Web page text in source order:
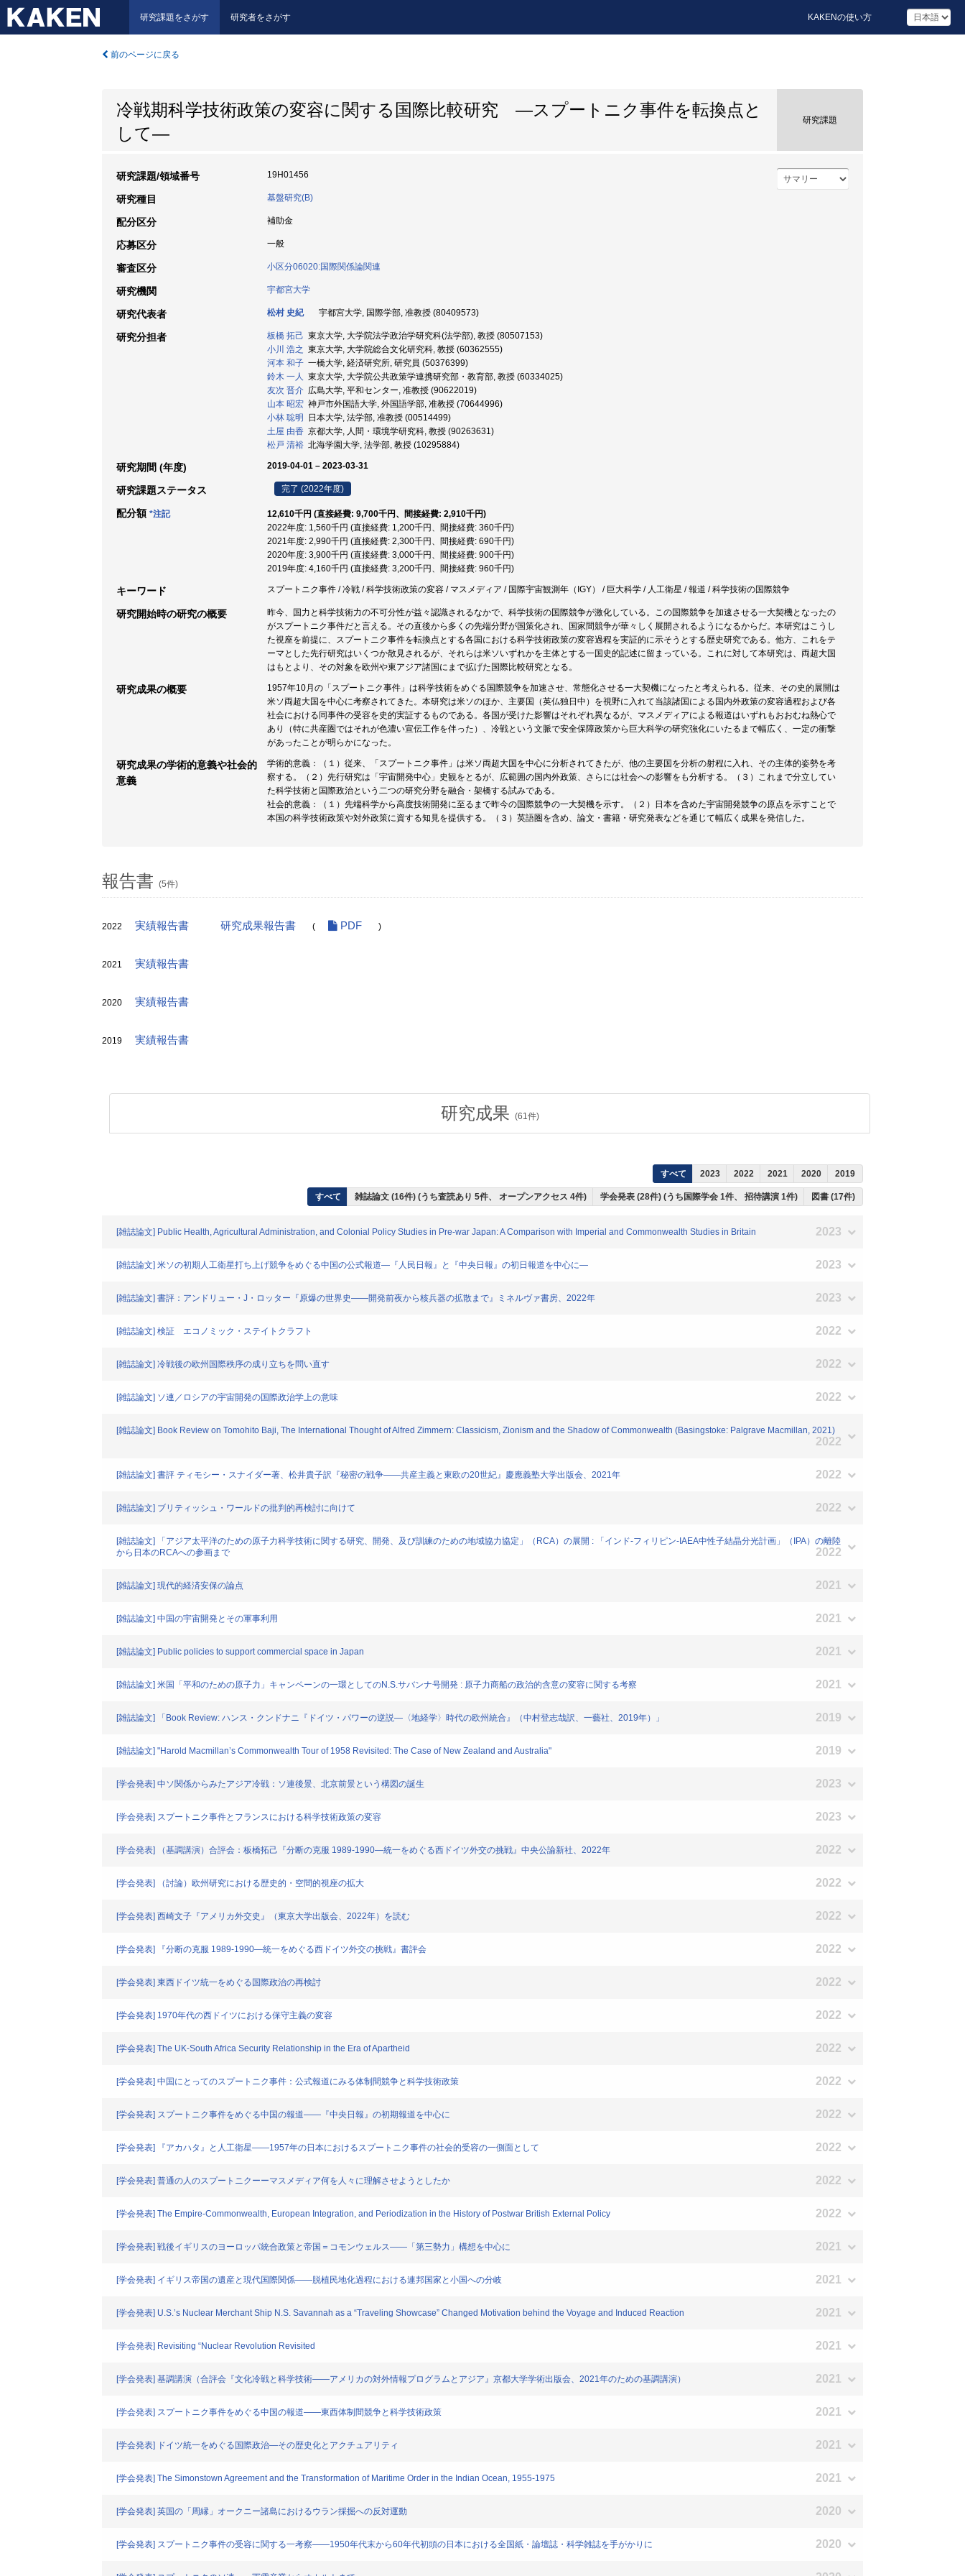
研究課題をさがす 研究者をさがす KAKENの使い方
前のページに戻る
冷戦期科学技術政策の変容に関する国際比較研究 ―スプートニク事件を転換点と
して―
研究課題
研究課題/領域番号 19H01456
研究種目 基盤研究(B)
配分区分 補助金
応募区分 一般
審査区分 小区分06020:国際関係論関連
研究機関 宇都宮大学
研究代表者 松村 史紀 宇都宮大学, 国際学部, 准教授 (80409573)
研究分担者 板橋 拓己 東京大学, 大学院法学政治学研究科(法学部), 教授 (80507153)
小川 浩之 東京大学, 大学院総合文化研究科, 教授 (60362555)
河本 和子 一橋大学, 経済研究所, 研究員 (50376399)
鈴木 一人 東京大学, 大学院公共政策学連携研究部・教育部, 教授 (60334025)
友次 晋介 広島大学, 平和センター, 准教授 (90622019)
山本 昭宏 神戸市外国語大学, 外国語学部, 准教授 (70644996)
小林 聡明
日本大学, 法学部, 准教授 (00514499)
土屋 由香 京都大学, 人間・環境学研究科, 教授 (90263631)
松戸 清裕 北海学園大学, 法学部, 教授 (10295884)
研究期間 (年度) 2019-04-01 – 2023-03-31
研究課題ステータス 完了 (2022年度)
配分額 *注記
12,610千円 (直接経費: 9,700千円、間接経費: 2,910千円)
2022年度: 1,560千円 (直接経費: 1,200千円、間接経費: 360千円)
2021年度: 2,990千円 (直接経費: 2,300千円、間接経費: 690千円)
2020年度: 3,900千円 (直接経費: 3,000千円、間接経費: 900千円)
2019年度: 4,160千円 (直接経費: 3,200千円、間接経費: 960千円)
キーワード スプートニク事件 / 冷戦 / 科学技術政策の変容 / マスメディア / 国際宇宙観測年（IGY） / 巨大科学 / 人工衛星 / 報道 / 科学技術の国際競争
研究開始時の研究の概要
昨今、国力と科学技術力の不可分性が益々認識されるなかで、科学技術の国際競争が激化している。この国際競争を加速させる一大契機となったの
がスプートニク事件だと言える。その直後から多くの先端分野が国策化され、国家間競争が華々しく展開されるようになるからだ。本研究はこうし
た視座を前提に、スプートニク事件を転換点とする各国における科学技術政策の変容過程を実証的に示そうとする歴史研究である。他方、これをテ
ーマとした先行研究はいくつか散見されるが、それらは米ソいずれかを主体とする一国史的記述に留まっている。これに対して本研究は、両超大国
はもとより、その対象を欧州や東アジア諸国にまで拡げた国際比較研究となる。
研究成果の概要
1957年10月の「スプートニク事件」は科学技術をめぐる国際競争を加速させ、常態化させる一大契機になったと考えられる。従来、その史的展開は
米ソ両超大国を中心に考察されてきた。本研究は米ソのほか、主要国（英仏独日中）を視野に入れて当該諸国による国内外政策の変容過程および各
社会における同事件の受容を史的実証するものである。各国が受けた影響はそれぞれ異なるが、マスメディアによる報道はいずれもおおむね熱心で
あり（特に共産圏ではそれが色濃い宣伝工作を伴った）、冷戦という文脈で安全保障政策から巨大科学の研究強化にいたるまで幅広く、一定の衝撃
があったことが明らかになった。
研究成果の学術的意義や社会的
意義
学術的意義：（１）従来、「スプートニク事件」は米ソ両超大国を中心に分析されてきたが、他の主要国を分析の射程に入れ、その主体的姿勢を考
察する。（２）先行研究は「宇宙開発中心」史観をとるが、広範囲の国内外政策、さらには社会への影響をも分析する。（３）これまで分立してい
た科学技術と国際政治という二つの研究分野を融合・架橋する試みである。
社会的意義：（１）先端科学から高度技術開発に至るまで昨今の国際競争の一大契機を示す。（２）日本を含めた宇宙開発競争の原点を示すことで
本国の科学技術政策や対外政策に資する知見を提供する。（３）英語圏を含め、論文・書籍・研究発表などを通じて幅広く成果を発信した。
報告書 (5件)
2022 実績報告書 研究成果報告書 ( PDF )
2021 実績報告書
2020 実績報告書
2019 実績報告書
研究成果 (61件)
すべて 2023 2022 2021 2020 2019
すべて 雑誌論文 (16件) (うち査読あり 5件、 オープンアクセス 4件) 学会発表 (28件) (うち国際学会 1件、 招待講演 1件) 図書 (17件)
[雑誌論文] Public Health, Agricultural Administration, and Colonial Policy Studies in Pre-war Japan: A Comparison with Imperial and Commonwealth Studies in Britain 2023
[雑誌論文] 米ソの初期人工衛星打ち上げ競争をめぐる中国の公式報道―『人民日報』と『中央日報』の初日報道を中心に― 2023
[雑誌論文] 書評：アンドリュー・J・ロッター『原爆の世界史――開発前夜から核兵器の拡散まで』ミネルヴァ書房、2022年 2023
[雑誌論文] 検証 エコノミック・ステイトクラフト 2022
[雑誌論文] 冷戦後の欧州国際秩序の成り立ちを問い直す 2022
[雑誌論文] ソ連／ロシアの宇宙開発の国際政治学上の意味 2022
[雑誌論文] Book Review on Tomohito Baji, The International Thought of Alfred Zimmern: Classicism, Zionism and the Shadow of Commonwealth (Basingstoke: Palgrave Macmillan, 2021)
2022
[雑誌論文] 書評 ティモシー・スナイダー著、松井貴子訳『秘密の戦争――共産主義と東欧の20世紀』慶應義塾大学出版会、2021年 2022
[雑誌論文] ブリティッシュ・ワールドの批判的再検討に向けて 2022
[雑誌論文] 「アジア太平洋のための原子力科学技術に関する研究、開発、及び訓練のための地域協力協定」（RCA）の展開 : 「インド-フィリピン-IAEA中性子結晶分光計画」（IPA）の離陸
から日本のRCAへの参画まで
2022
[雑誌論文] 現代的経済安保の論点 2021
[雑誌論文] 中国の宇宙開発とその軍事利用 2021
[雑誌論文] Public policies to support commercial space in Japan 2021
[雑誌論文] 米国「平和のための原子力」キャンペーンの一環としてのN.S.サバンナ号開発 : 原子力商船の政治的含意の変容に関する考察 2021
[雑誌論文] 「Book Review: ハンス・クンドナニ『ドイツ・パワーの逆説―〈地経学〉時代の欧州統合』（中村登志哉訳、一藝社、2019年）」 2019
[雑誌論文] "Harold Macmillan’s Commonwealth Tour of 1958 Revisited: The Case of New Zealand and Australia" 2019
[学会発表] 中ソ関係からみたアジア冷戦：ソ連後景、北京前景という構図の誕生 2023
[学会発表] スプートニク事件とフランスにおける科学技術政策の変容 2023
[学会発表] （基調講演）合評会：板橋拓己『分断の克服 1989-1990―統一をめぐる西ドイツ外交の挑戦』中央公論新社、2022年 2022
[学会発表] （討論）欧州研究における歴史的・空間的視座の拡大 2022
[学会発表] 西崎文子『アメリカ外交史』（東京大学出版会、2022年）を読む 2022
[学会発表] 『分断の克服 1989-1990―統一をめぐる西ドイツ外交の挑戦』書評会 2022
[学会発表] 東西ドイツ統一をめぐる国際政治の再検討 2022
[学会発表] 1970年代の西ドイツにおける保守主義の変容 2022
[学会発表] The UK-South Africa Security Relationship in the Era of Apartheid 2022
[学会発表] 中国にとってのスプートニク事件：公式報道にみる体制間競争と科学技術政策 2022
[学会発表] スプートニク事件をめぐる中国の報道――『中央日報』の初期報道を中心に 2022
[学会発表] 『アカハタ』と人工衛星――1957年の日本におけるスプートニク事件の社会的受容の一側面として 2022
[学会発表] 普通の人のスプートニクーーマスメディア何を人々に理解させようとしたか 2022
[学会発表] The Empire-Commonwealth, European Integration, and Periodization in the History of Postwar British External Policy 2022
[学会発表] 戦後イギリスのヨーロッパ統合政策と帝国＝コモンウェルス――「第三勢力」構想を中心に 2021
[学会発表] イギリス帝国の遺産と現代国際関係――脱植民地化過程における連邦国家と小国への分岐 2021
[学会発表] U.S.’s Nuclear Merchant Ship N.S. Savannah as a “Traveling Showcase” Changed Motivation behind the Voyage and Induced Reaction 2021
[学会発表] Revisiting “Nuclear Revolution Revisited 2021
[学会発表] 基調講演（合評会『文化冷戦と科学技術――アメリカの対外情報プログラムとアジア』京都大学学術出版会、2021年のための基調講演） 2021
[学会発表] スプートニク事件をめぐる中国の報道――東西体制間競争と科学技術政策 2021
[学会発表] ドイツ統一をめぐる国際政治―その歴史化とアクチュアリティ 2021
[学会発表] The Simonstown Agreement and the Transformation of Maritime Order in the Indian Ocean, 1955-1975 2021
[学会発表] 英国の「周縁」オークニー諸島におけるウラン採掘への反対運動 2020
[学会発表] スプートニク事件の受容に関する一考察――1950年代末から60年代初頭の日本における全国紙・論壇誌・科学雑誌を手がかりに 2020